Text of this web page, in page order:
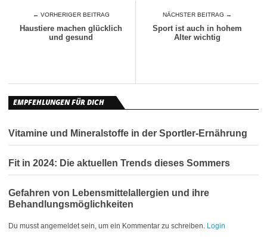
← VORHERIGER BEITRAG
Haustiere machen glücklich
und gesund
NÄCHSTER BEITRAG →
Sport ist auch in hohem
Alter wichtig
EMPFEHLUNGEN FÜR DICH
Vitamine und Mineralstoffe in der Sportler-Ernährung
Fit in 2024: Die aktuellen Trends dieses Sommers
Gefahren von Lebensmittelallergien und ihre
Behandlungsmöglichkeiten
Du musst angemeldet sein, um ein Kommentar zu schreiben. Login